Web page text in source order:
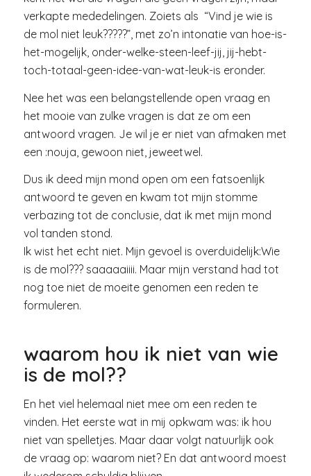
verkapte mededelingen. Zoiets als “Vind je wie is
de mol niet leuk?????”, met zo’n intonatie van hoe-is-
het-mogelijk, onder-welke-steen-leef-jij, jij-hebt-
toch-totaal-geen-idee-van-wat-leuk-is eronder.
Nee het was een belangstellende open vraag en
het mooie van zulke vragen is dat ze om een
antwoord vragen. Je wil je er niet van afmaken met
een :nouja, gewoon niet, jeweetwel.
Dus ik deed mijn mond open om een fatsoenlijk
antwoord te geven en kwam tot mijn stomme
verbazing tot de conclusie, dat ik met mijn mond
vol tanden stond.
Ik wist het echt niet. Mijn gevoel is overduidelijk:Wie
is de mol??? saaaaaiiii. Maar mijn verstand had tot
nog toe niet de moeite genomen een reden te
formuleren.
waarom hou ik niet van wie
is de mol??
En het viel helemaal niet mee om een reden te
vinden. Het eerste wat in mij opkwam was: ik hou
niet van spelletjes. Maar daar volgt natuurlijk ook
de vraag op: waarom niet? En dat antwoord moest